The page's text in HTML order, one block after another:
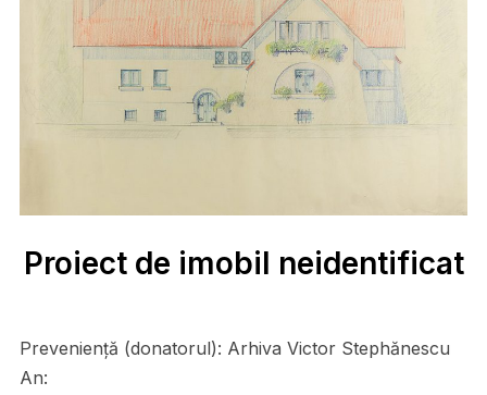
Proiect de imobil neidentificat
Preveniență (donatorul): Arhiva Victor Stephănescu
An: